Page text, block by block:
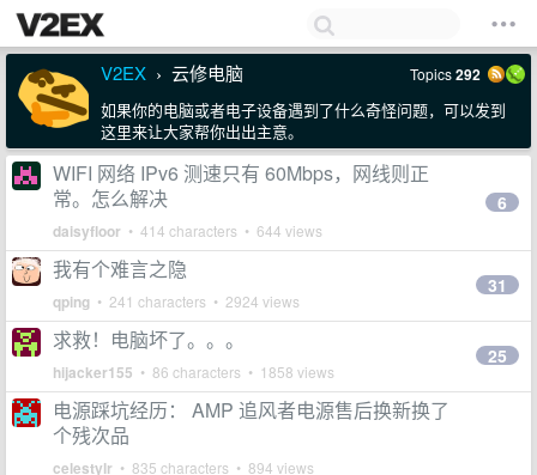
V2EX › 云修电脑 Topics292
如果你的电脑或者电子设备遇到了什么奇怪问题，可以发到
这里来让大家帮你出出主意。
WIFI 网络 IPv6 测速只有 60Mbps，网线则正
常。怎么解决
daisyfloor • 414 characters • 644 views
6
我有个难言之隐
qping • 241 characters • 2924 views
31
求救！电脑坏了。。。
hijacker155 • 86 characters • 1858 views
25
电源踩坑经历： AMP 追风者电源售后换新换了
个残次品
celestylr • 835 characters • 894 views